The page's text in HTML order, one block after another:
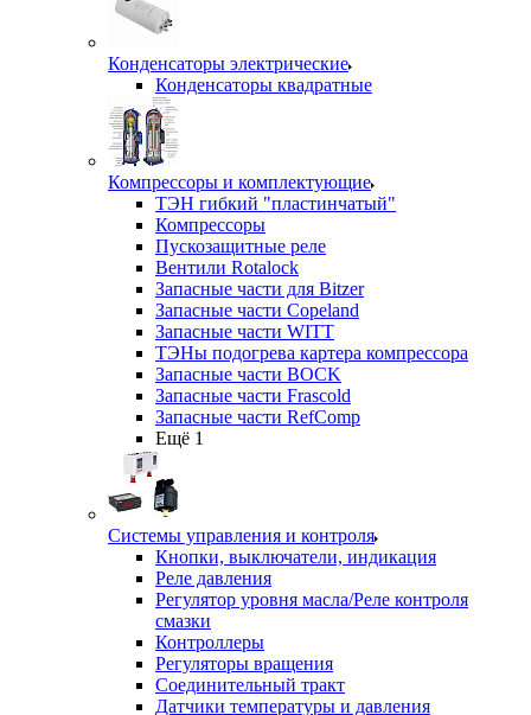
Конденсаторы электрические
Конденсаторы квадратные
Компрессоры и комплектующие
ТЭН гибкий "пластинчатый"
Компрессоры
Пускозащитные реле
Вентили Rotalock
Запасные части для Bitzer
Запасные части Copeland
Запасные части WITT
ТЭНы подогрева картера компрессора
Запасные части BOCK
Запасные части Frascold
Запасные части RefComp
Ещё 1
Системы управления и контроля
Кнопки, выключатели, индикация
Реле давления
Регулятор уровня масла/Реле контроля
смазки
Контроллеры
Регуляторы вращения
Соединительный тракт
Датчики температуры и давления